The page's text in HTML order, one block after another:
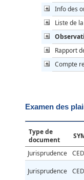
Info des
Liste de
Rapport
Compte
Examen des
Type de
document
Jurisprudence
Jurisprudence